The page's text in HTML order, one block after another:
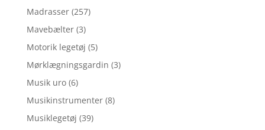
Madrasser (257)
Mavebælter (3)
Motorik legetøj (5)
Mørklægningsgardin (3)
Musik uro (6)
Musikinstrumenter (8)
Musiklegetøj (39)